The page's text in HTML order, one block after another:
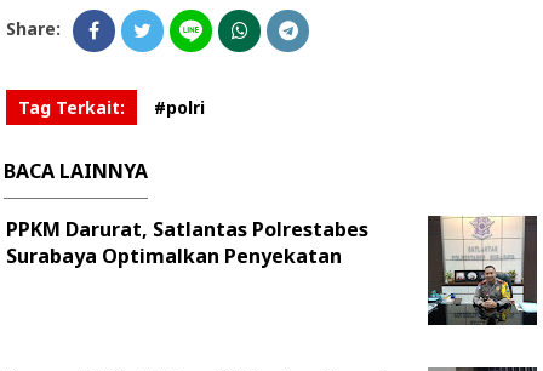
Share:
Tag Terkait: #polri
BACA LAINNYA
PPKM Darurat, Satlantas Polrestabes
Surabaya Optimalkan Penyekatan